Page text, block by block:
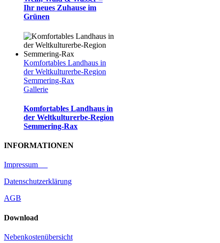
Ihr neues Zuhause im
Grünen
Komfortables Landhaus in
der Weltkulturerbe-Region
Semmering-Rax
Gallerie
Komfortables Landhaus in
der Weltkulturerbe-Region
Semmering-Rax
INFORMATIONEN
Impressum
Datenschutzerklärung
AGB
Download
Nebenkostenübersicht